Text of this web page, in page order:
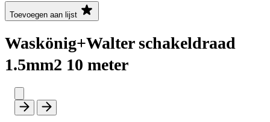
Toevoegen aan lijst
Waskönig+Walter schakeldraad
1.5mm2 10 meter